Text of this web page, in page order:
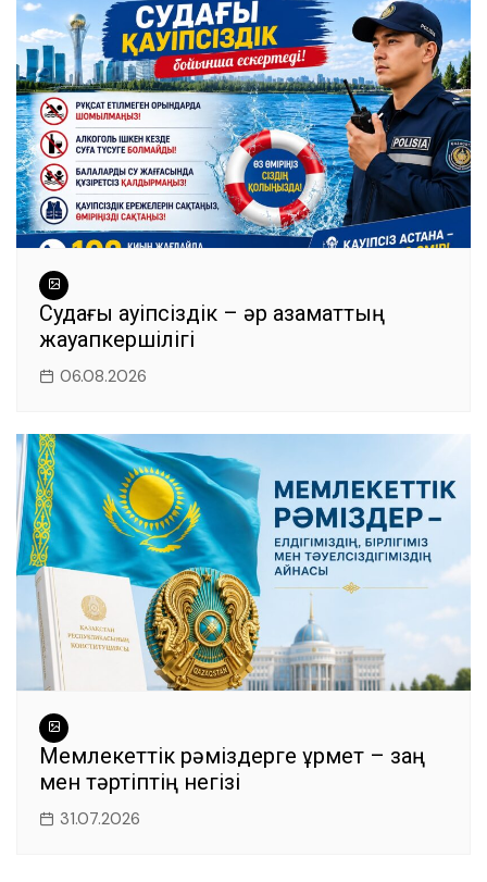
Судағы қауіпсіздік – әр азаматтың
жауапкершілігі
06.08.2026
Мемлекеттік рәміздерге құрмет – заң
мен тәртіптің негізі
31.07.2026